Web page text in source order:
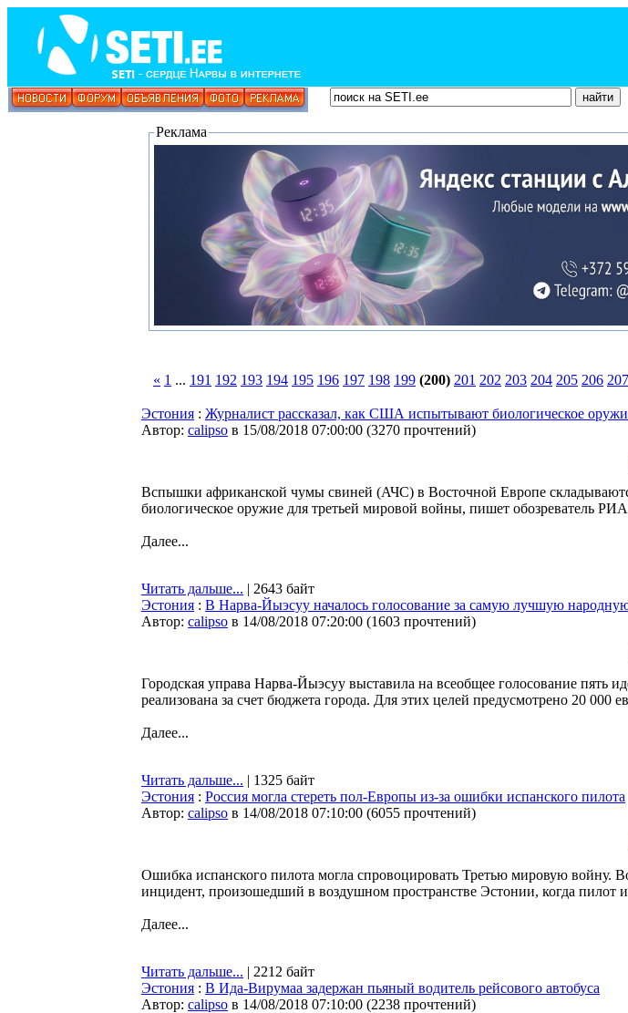
Реклама
« 1 ... 191 192 193 194 195 196 197 198 199 (200) 201 202 203 204 205 206 207
Эстония : Журналист рассказал, как США испытывают биологическое
Автор: calipso в 15/08/2018 07:00:00 (3270 прочтений)
Вспышки африканской чумы свиней (АЧС) в Восточной Европе
биологическое оружие для третьей мировой войны, пишет обозреватель
Далее...
Читать дальше... | 2643 байт
Эстония : В Нарва-Йыэсуу началось голосование за самую лучшую
Автор: calipso в 14/08/2018 07:20:00 (1603 прочтений)
Городская управа Нарва-Йыэсуу выставила на всеобщее голосование пять
реализована за счет бюджета города. Для этих целей предусмотрено 20 000
Далее...
Читать дальше... | 1325 байт
Эстония : Россия могла стереть пол-Европы из-за ошибки испанского пилота
Автор: calipso в 14/08/2018 07:10:00 (6055 прочтений)
Ошибка испанского пилота могла спровоцировать Третью мировую войну.
инцидент, произошедший в воздушном пространстве Эстонии, когда
Далее...
Читать дальше... | 2212 байт
Эстония : В Ида-Вирумаа задержан пьяный водитель рейсового автобуса
Автор: calipso в 14/08/2018 07:10:00 (2238 прочтений)